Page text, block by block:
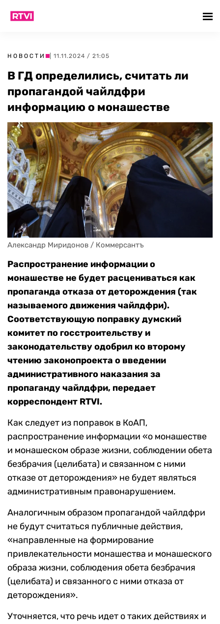
НОВОСТИ | 11.11.2024 / 21:05
В ГД определились, считать ли
пропагандой чайлдфри
информацию о монашестве
Александр Миридонов / Коммерсантъ
Распространение информации о
монашестве не будет расцениваться как
пропаганда отказа от деторождения (так
называемого движения чайлдфри).
Соответствующую поправку думский
комитет по госстроительству и
законодательству одобрил ко второму
чтению законопроекта о введении
административного наказания за
пропаганду чайлдфри, передает
корреспондент RTVI.
Как следует из поправок в КоАП,
распространение информации «о монашестве
и монашеском образе жизни, соблюдении обета
безбрачия (целибата) и связанном с ними
отказе от деторождения» не будет являться
административным правонарушением.
Аналогичным образом пропагандой чайлдфри
не будут считаться публичные действия,
«направленные на формирование
привлекательности монашества и монашеского
образа жизни, соблюдения обета безбрачия
(целибата) и связанного с ними отказа от
деторождения».
Уточняется, что речь идет о таких действиях и